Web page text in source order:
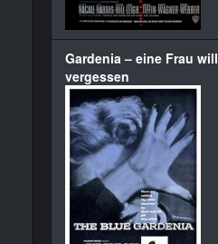
Gardenia – eine Frau will
vergessen